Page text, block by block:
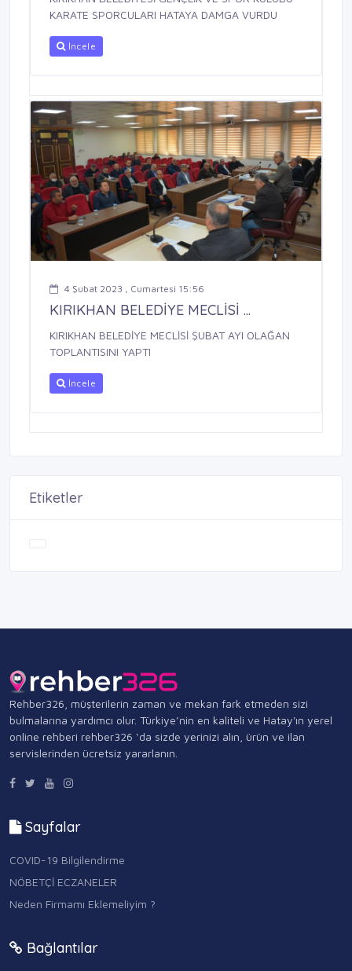
KARATE SPORCULARI HATAYA DAMGA VURDU
İncele
4 Şubat 2023 , Cumartesi 15:56
KIRIKHAN BELEDİYE MECLİSİ ...
KIRIKHAN BELEDİYE MECLİSİ ŞUBAT AYI OLAĞAN
TOPLANTISINI YAPTI
İncele
Etiketler
Rehber326, müşterilerin zaman ve mekan fark etmeden sizi
bulmalarına yardımcı olur. Türkiye’nin en kaliteli ve Hatay'ın yerel
online rehberi rehber326 ‘da sizde yerinizi alın, ürün ve ilan
servislerinden ücretsiz yararlanın.
Sayfalar
COVID-19 Bilgilendirme
NÖBETÇİ ECZANELER
Neden Firmamı Eklemeliyim ?
Bağlantılar